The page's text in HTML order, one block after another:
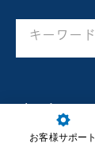
ホーム
製品情報
お客様サポート